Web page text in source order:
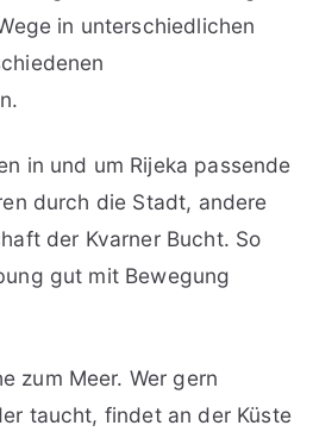
in unterschiedlichen
in und um Rijeka passende
durch die Stadt, andere
der Kvarner Bucht. So
gut mit Bewegung
zum Meer. Wer gern
taucht, findet an der Küste